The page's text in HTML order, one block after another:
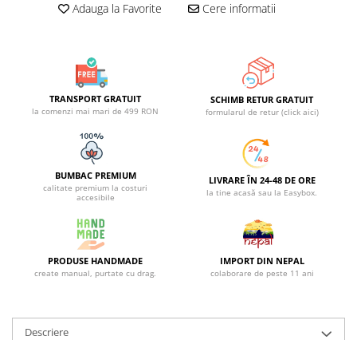
Adauga la Favorite Cere informatii
TRANSPORT GRATUIT
la comenzi mai mari de 499 RON
SCHIMB RETUR GRATUIT
formularul de retur (click aici)
BUMBAC PREMIUM
calitate premium la costuri
accesibile
LIVRARE ÎN 24-48 DE ORE
la tine acasă sau la Easybox.
PRODUSE HANDMADE
create manual, purtate cu drag.
IMPORT DIN NEPAL
colaborare de peste 11 ani
Descriere